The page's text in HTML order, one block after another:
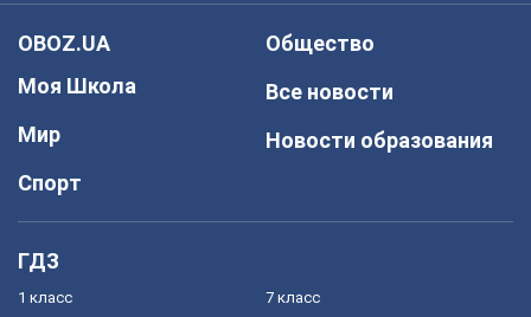
OBOZ.UA
Моя Школа
Мир
Спорт
Общество
Все новости
Новости образования
ГДЗ
1 класс 7 класс